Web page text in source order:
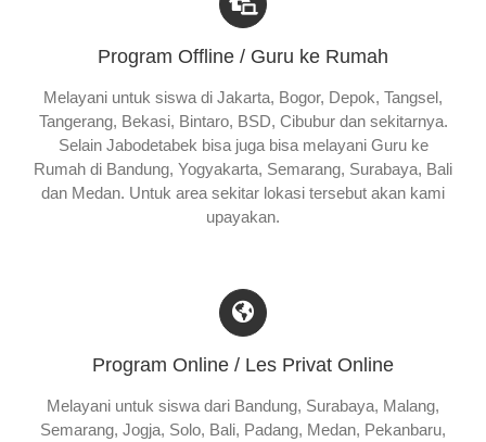
Program Offline / Guru ke Rumah
Melayani untuk siswa di Jakarta, Bogor, Depok, Tangsel,
Tangerang, Bekasi, Bintaro, BSD, Cibubur dan sekitarnya.
Selain Jabodetabek bisa juga bisa melayani Guru ke
Rumah di Bandung, Yogyakarta, Semarang, Surabaya, Bali
dan Medan. Untuk area sekitar lokasi tersebut akan kami
upayakan.
Program Online / Les Privat Online
Melayani untuk siswa dari Bandung, Surabaya, Malang,
Semarang, Jogja, Solo, Bali, Padang, Medan, Pekanbaru,